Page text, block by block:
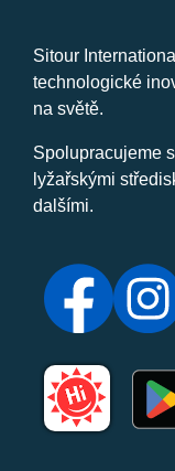
Sitour
technologické
na světě.
Spolupracujeme
lyžařskými
dalšími.